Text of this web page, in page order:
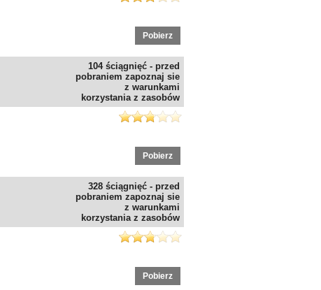
Pobierz
104 ściągnięć - przed
pobraniem zapoznaj sie
z warunkami
korzystania z zasobów
Pobierz
328 ściągnięć - przed
pobraniem zapoznaj sie
z warunkami
korzystania z zasobów
Pobierz